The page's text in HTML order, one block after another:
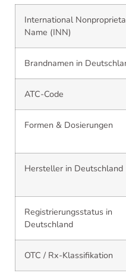
International
Name (INN)
Brandnamen in
ATC-Code
Formen & Dosierungen
Hersteller in Deutschland
Registrierungsstatus in
Deutschland
OTC / Rx-Klassifikation